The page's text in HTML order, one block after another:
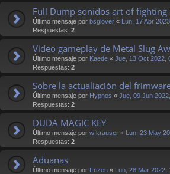
Full Dump sonidos art of fighting
Último mensaje por bsglover « Lun, 17 Abr
Respuestas: 2
Video gameplay de Metal Slug
Último mensaje por Kaede « Jue, 13 Oct 2022,
Respuestas: 2
Sobre la actualiación del
Último mensaje por Hypnos « Jue, 09 Jun
Respuestas: 2
DUDA MAGIC KEY
Último mensaje por w krauser « Lun, 23 May
Respuestas: 2
Aduanas
Último mensaje por Frizen « Lun, 28 Mar 2022,